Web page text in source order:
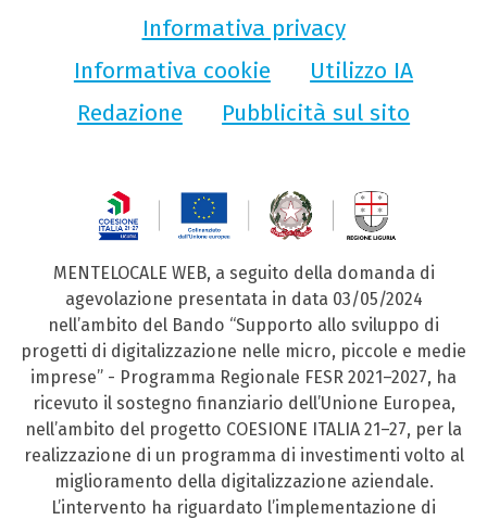
Informativa privacy
Informativa cookie
Utilizzo IA
Redazione
Pubblicità sul sito
MENTELOCALE WEB, a seguito della domanda di
agevolazione presentata in data 03/05/2024
nell’ambito del Bando “Supporto allo sviluppo di
progetti di digitalizzazione nelle micro, piccole e medie
imprese” - Programma Regionale FESR 2021–2027, ha
ricevuto il sostegno finanziario dell’Unione Europea,
nell’ambito del progetto COESIONE ITALIA 21–27, per la
realizzazione di un programma di investimenti volto al
miglioramento della digitalizzazione aziendale.
L’intervento ha riguardato l’implementazione di